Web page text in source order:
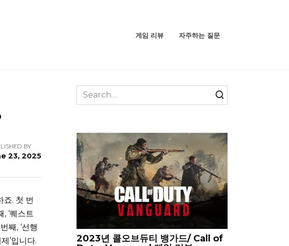
게임 리뷰 자주하는 질문
BY
23, 2025
죠. 첫 번
‘퀘스트
째, ‘선행
’입니다.
Search
for:
2023년 콜오브듀티 뱅가드/ Call of